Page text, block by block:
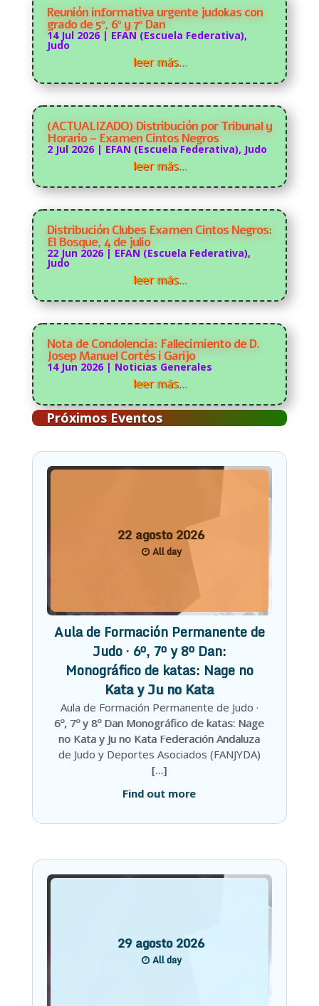
Reunión informativa urgente judokas con
grado de 5º, 6º y 7º Dan
14 Jul 2026| EFAN (Escuela Federativa),
Judo
leer más…
(ACTUALIZADO) Distribución por Tribunal y
Horario – Examen Cintos Negros
2 Jul 2026| EFAN (Escuela Federativa), Judo
leer más…
Distribución Clubes Examen Cintos Negros:
El Bosque, 4 de julio
22 Jun 2026| EFAN (Escuela Federativa),
Judo
leer más…
Nota de Condolencia: Fallecimiento de D.
Josep Manuel Cortés i Garijo
14 Jun 2026| Noticias Generales
leer más…
Próximos Eventos
22 agosto 2026
All day
Aula de Formación Permanente de
Judo · 6º, 7º y 8º Dan:
Monográfico de katas: Nage no
Kata y Ju no Kata
Aula de Formación Permanente de Judo ·
6º, 7º y 8º Dan Monográfico de katas: Nage
no Kata y Ju no Kata Federación Andaluza
de Judo y Deportes Asociados (FANJYDA)
[…]
Find out more
29 agosto 2026
All day